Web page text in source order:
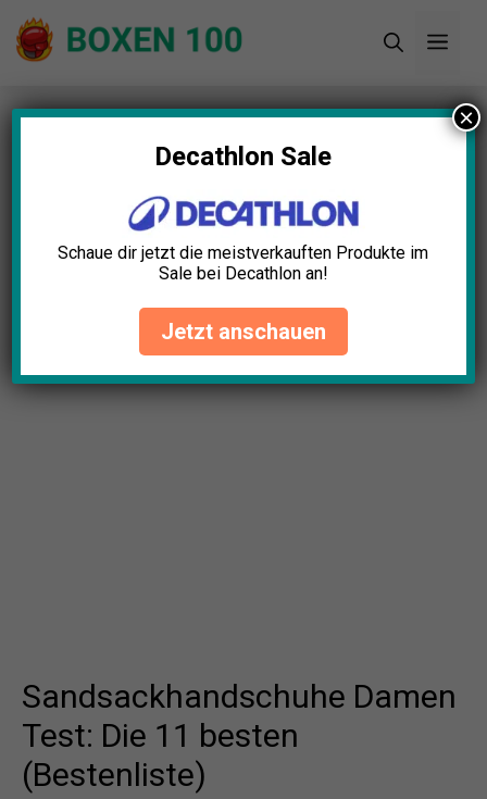
Zum
Inhalt
Startseite»Blog»Sandsackhandschuhe Damen
Test: Die 11 besten (Bestenliste)
Sandsackhandschuhe Damen
Test: Die 11 besten
(Bestenliste)
Decathlon Sale
Schaue dir jetzt die meistverkauften Produkte im
Sale bei Decathlon an!
Jetzt anschauen
×